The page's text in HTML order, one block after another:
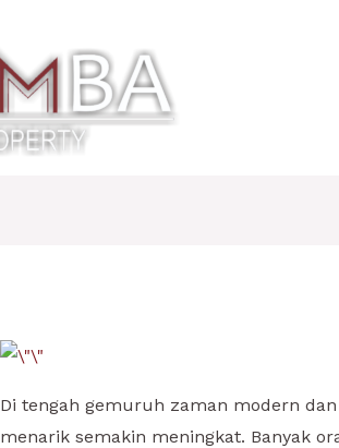
Di tengah gemuruh zaman modern
menarik semakin meningkat. Banyak